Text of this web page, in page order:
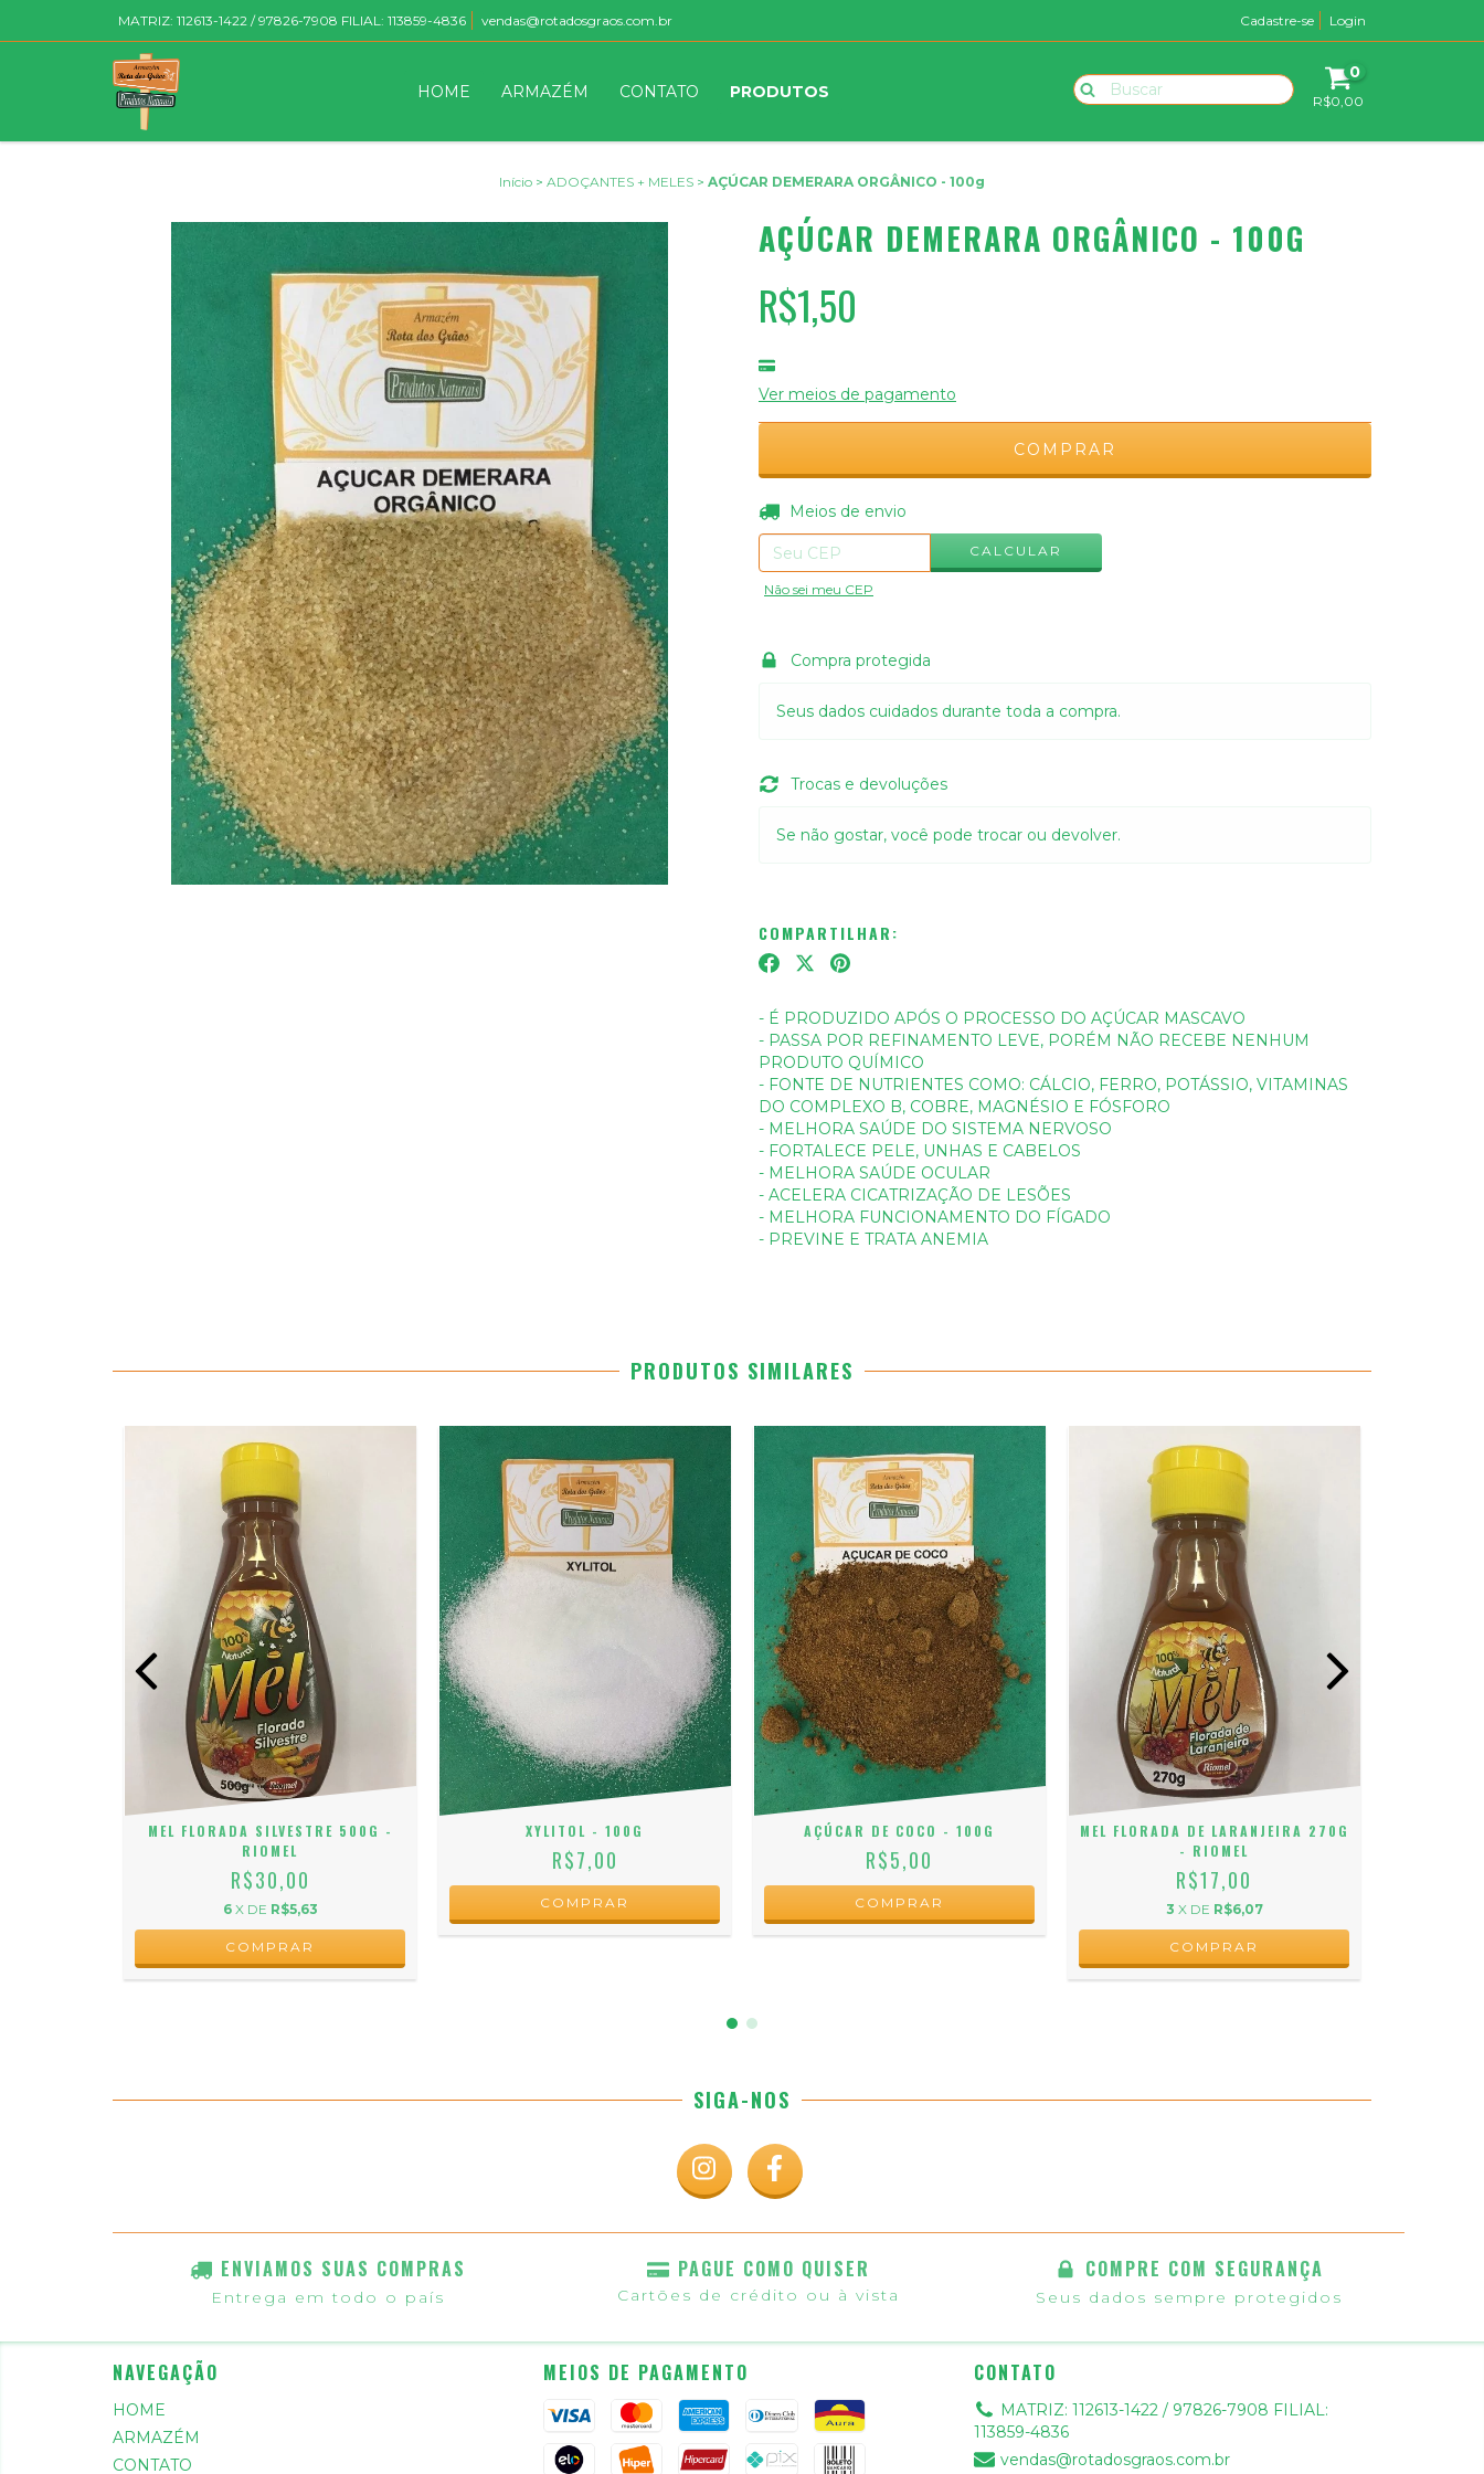
MATRIZ: 112613-1422 / 97826-7908 FILIAL: 113859-4836 vendas@rotadosgraos.com.br Cadastre-se Login
HOME ARMAZÉM CONTATO PRODUTOS
0
R$0,00
Início > ADOÇANTES + MELES > AÇÚCAR DEMERARA ORGÂNICO - 100g
AÇÚCAR DEMERARA ORGÂNICO - 100G
R$1,50
Ver meios de pagamento
Entregas para o CEP:
Meios de envio
CALCULAR
Não sei meu CEP
Compra protegida
Seus dados cuidados durante toda a compra.
Trocas e devoluções
Se não gostar, você pode trocar ou devolver.
COMPARTILHAR:
- É PRODUZIDO APÓS O PROCESSO DO AÇÚCAR MASCAVO
- PASSA POR REFINAMENTO LEVE, PORÉM NÃO RECEBE NENHUM
PRODUTO QUÍMICO
- FONTE DE NUTRIENTES COMO: CÁLCIO, FERRO, POTÁSSIO, VITAMINAS
DO COMPLEXO B, COBRE, MAGNÉSIO E FÓSFORO
- MELHORA SAÚDE DO SISTEMA NERVOSO
- FORTALECE PELE, UNHAS E CABELOS
- MELHORA SAÚDE OCULAR
- ACELERA CICATRIZAÇÃO DE LESÕES
- MELHORA FUNCIONAMENTO DO FÍGADO
- PREVINE E TRATA ANEMIA
PRODUTOS SIMILARES
MEL FLORADA SILVESTRE 500G -
RIOMEL
R$30,00
6 X DE R$5,63
XYLITOL - 100G
R$7,00
AÇÚCAR DE COCO - 100G
R$5,00
MEL FLORADA DE LARANJEIRA 270G
- RIOMEL
R$17,00
3 X DE R$6,07
SIGA-NOS
ENVIAMOS SUAS COMPRAS
Entrega em todo o país
PAGUE COMO QUISER
Cartões de crédito ou à vista
COMPRE COM SEGURANÇA
Seus dados sempre protegidos
NAVEGAÇÃO
HOME
ARMAZÉM
CONTATO
MEIOS DE PAGAMENTO CONTATO
MATRIZ: 112613-1422 / 97826-7908 FILIAL:
113859-4836
vendas@rotadosgraos.com.br